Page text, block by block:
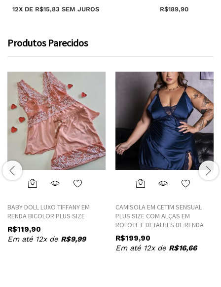
12X DE R$15,83 SEM JUROS R$189,90
Produtos Parecidos
This
has
multiple
The
BABY DOLL LUXO TIFFANY EM
RENDA BICOLOR PLUS SIZE
R$119,90
Em até 12x de R$9,99
This
has
multiple
options
CAMISOLA EM CETIM SENSUAL
PLUS SIZE COM ALÇAS EM
ROLOTE E DETALHES DE RENDA
R$199,90
Em até 12x de R$16,66